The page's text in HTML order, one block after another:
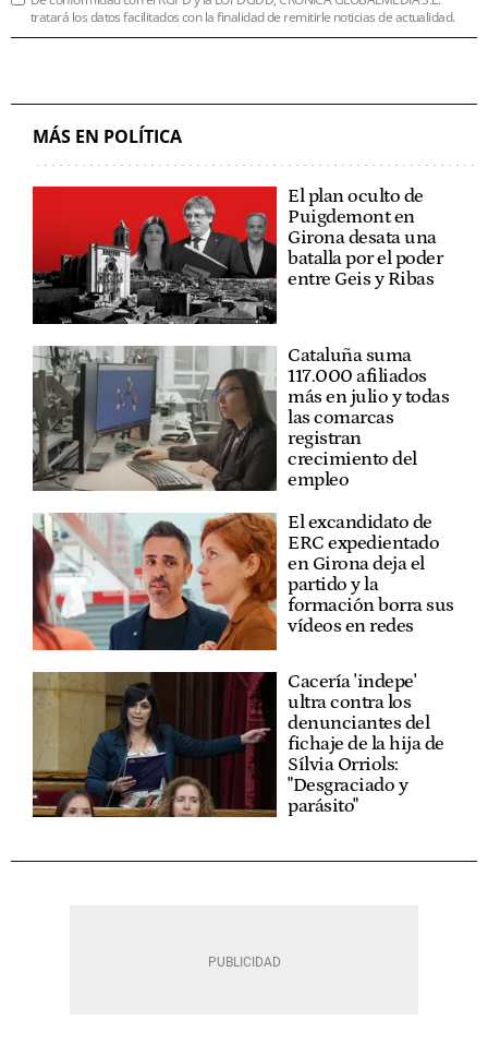
tratará los datos facilitados con la finalidad de remitirle noticias de actualidad.
MÁS EN POLÍTICA
El plan oculto de
Puigdemont en
Girona desata una
batalla por el poder
entre Geis y Ribas
Cataluña suma
117.000 afiliados
más en julio y todas
las comarcas
registran
crecimiento del
empleo
El excandidato de
ERC expedientado
en Girona deja el
partido y la
formación borra sus
vídeos en redes
Cacería 'indepe'
ultra contra los
denunciantes del
fichaje de la hija de
Sílvia Orriols:
"Desgraciado y
parásito"